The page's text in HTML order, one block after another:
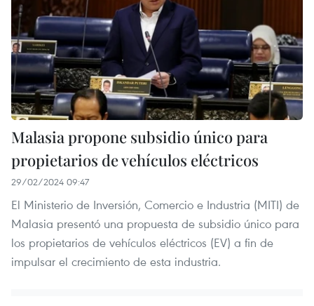
Malasia propone subsidio único para
propietarios de vehículos eléctricos
29/02/2024 09:47
El Ministerio de Inversión, Comercio e Industria (MITI) de
Malasia presentó una propuesta de subsidio único para
los propietarios de vehículos eléctricos (EV) a fin de
impulsar el crecimiento de esta industria.